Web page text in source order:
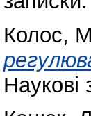
Колос,
Наукові